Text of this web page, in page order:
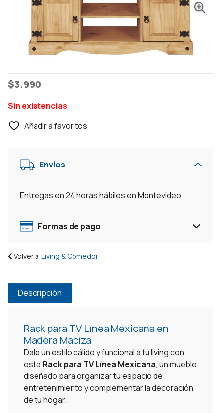
$3.990
Sin existencias
Añadir a favoritos
Envíos
Entregas en 24 horas hábiles en Montevideo
Formas de pago
Volver a Living & Comedor
Descripción
Rack para TV Línea Mexicana en
Madera Maciza
Dale un estilo cálido y funcional a tu living con
este Rack para TV Línea Mexicana, un mueble
diseñado para organizar tu espacio de
entretenimiento y complementar la decoración
de tu hogar.